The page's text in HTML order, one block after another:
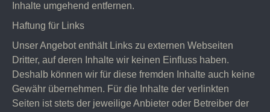
Inhalte umgehend entfernen.
Haftung für Links
Unser Angebot enthält Links zu externen Webseiten
Dritter, auf deren Inhalte wir keinen Einfluss haben.
Deshalb können wir für diese fremden Inhalte auch keine
Gewähr übernehmen. Für die Inhalte der verlinkten
Seiten ist stets der jeweilige Anbieter oder Betreiber der